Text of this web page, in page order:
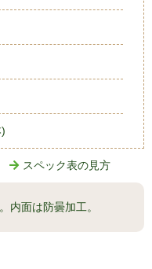
スペック表の見方
内面は防曇加工。